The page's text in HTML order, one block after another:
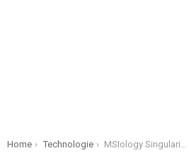
You are here:
Home Technologie MSIology Singularity Event stellt RTX 40 für MSI-Laptops vor